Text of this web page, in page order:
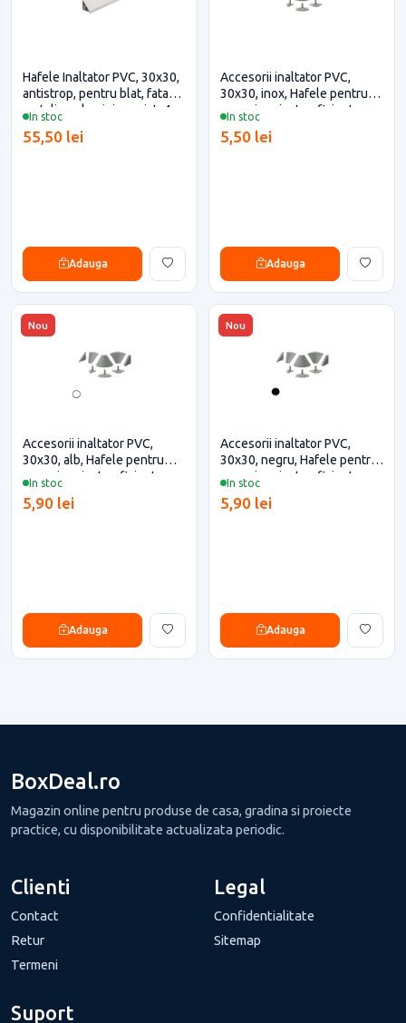
In stoc
Hafele Inaltator PVC, 30x30,
antistrop, pentru blat, fata
metalica, aluminiu periat, 4
metri)
55,50 lei
Adauga
In stoc
Accesorii inaltator PVC,
30x30, inox, Hafele pentru
casa si proiecte eficiente
5,50 lei
Adauga
Nou
In stoc
Accesorii inaltator PVC,
30x30, alb, Hafele pentru
casa si proiecte eficiente
5,90 lei
Adauga
Nou
In stoc
Accesorii inaltator PVC,
30x30, negru, Hafele pentru
casa si proiecte eficiente
5,90 lei
Adauga
BoxDeal.ro
Magazin online pentru produse de casa, gradina si proiecte
practice, cu disponibilitate actualizata periodic.
Clienti
Contact
Retur
Termeni
Legal
Confidentialitate
Sitemap
Suport